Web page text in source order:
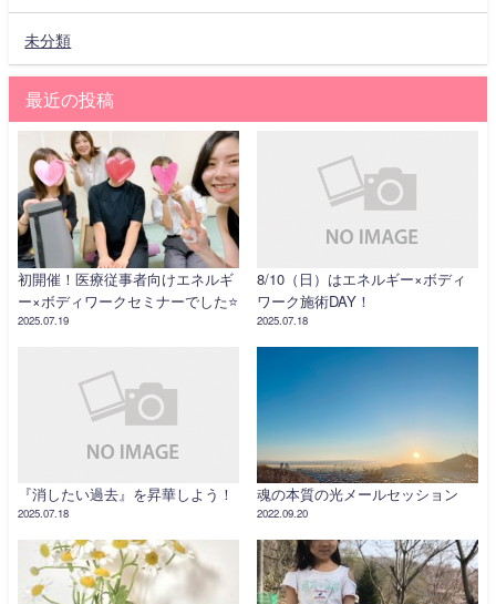
未分類
最近の投稿
初開催！医療従事者向けエネルギ
ー×ボディワークセミナーでした⭐️
2025.07.19
8/10（日）はエネルギー×ボディ
ワーク施術DAY！
2025.07.18
『消したい過去』を昇華しよう！
2025.07.18
魂の本質の光メールセッション
2022.09.20